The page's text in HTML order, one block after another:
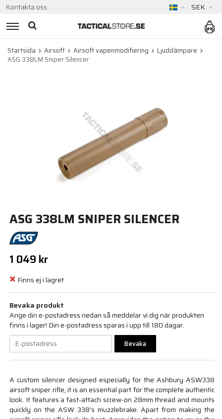
Kontakta oss SEK
Startsida Airsoft Airsoft vapenmodifiering
Ljuddämpare
ASG 338LM Sniper Silencer
ASG 338LM SNIPER SILENCER
1 049 kr
Finns ej i lagret
Bevaka produkt
Ange din e-postadress nedan så meddelar vi dig när produkten
finns i lager! Din e-postadress sparas i upp till 180 dagar.
Bevaka
A custom silencer designed especially for the Ashbury ASW338
airsoft sniper rifle, it is an essential part for the complete authentic
look. It features a fast-attach screw-on 28mm thread and mounts
quickly on the ASW 338's muzzlebrake. Apart from making the